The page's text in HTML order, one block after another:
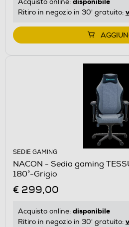
Ritiro in negozio in 30' gratuito:
SEDIE GAMING
NACON - Sedia gaming
180°-Grigio
€ 299,00
Acquisto online: disponibile
Ritiro in negozio in 30' gratuito: